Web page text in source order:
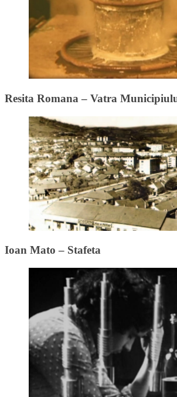
Resita Romana – Vatra
Ioan Mato – Stafeta